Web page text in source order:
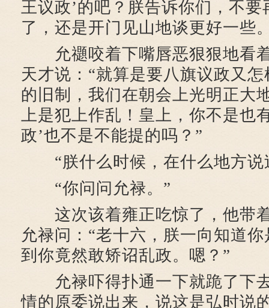
王议政’的吧？朕告诉你们，不
了，还是开门见山地谈更好一些
允禵咬着下嘴唇恶狠狠地看
天才说：“就算是要八旗议政又
的旧制，我们在朝会上光明正大
上是犯上作乱！皇上，你不是也
政’也不是不能提的吗？”
“朕什么时候，在什么地方说
“你问问允禄。”
这次该着雍正吃惊了，他带
允禄问：“老十六，朕一向知道
到你竟然敢矫诏乱政。嗯？”
允禄吓得扑通一下就跪了下
情的原委说出来，说这是弘时说